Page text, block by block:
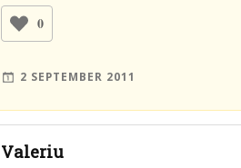
0
2 SEPTEMBER 2011
Valeriu